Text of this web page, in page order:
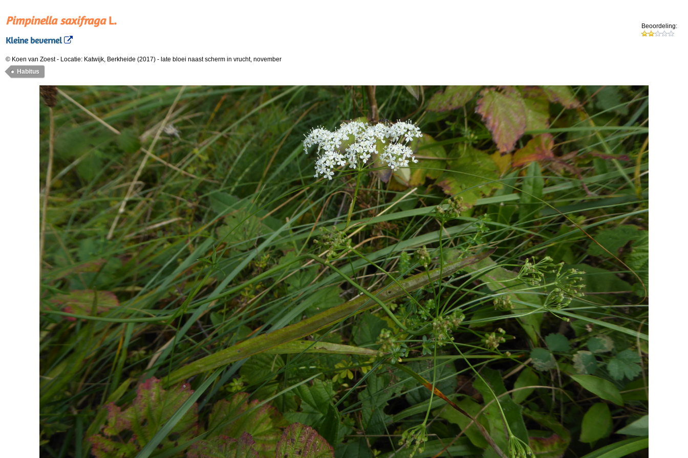
Pimpinella saxifragaL.
Kleine bevernel
Beoordeling:
© Koen van Zoest- Locatie: Katwijk, Berkheide (2017) - late bloei naast scherm in vrucht, november
Habitus